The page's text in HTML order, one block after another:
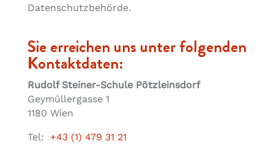
Datenschutzbehörde.
Sie erreichen uns unter folgenden
Kontaktdaten:
Rudolf Steiner-Schule Pötzleinsdorf
Geymüllergasse 1
1180 Wien
Tel: +43 (1) 479 31 21